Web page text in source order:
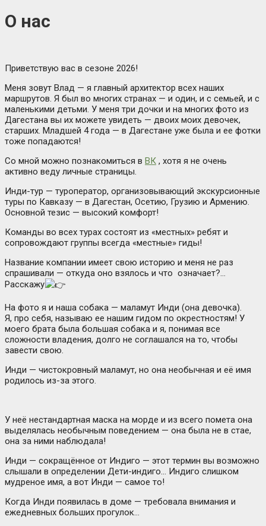
О нас
Приветствую вас в сезоне 2026!
Меня зовут Влад — я главный архитектор всех наших
маршрутов. Я был во многих странах — и один, и с семьей, и с
маленькими детьми. У меня три дочки и на многих фото из
Дагестана вы их можете увидеть — двоих моих девочек,
старших. Младшей 4 года — в Дагестане уже была и ее фотки
тоже попадаются!
Со мной можно познакомиться в ВК , хотя я не очень
активно веду личные страницы.
Инди-тур — туроператор, организовывающий экскурсионные
туры по Кавказу — в Дагестан, Осетию, Грузию и Армению.
Основной тезис — высокий комфорт!
Команды во всех турах состоят из «местных» ребят и
сопровождают группы всегда «местные» гиды!
Название компании имеет свою историю и меня не раз
спрашивали — откуда оно взялось и что означает?…
Расскажу
На фото я и наша собака — маламут Инди (она девочка).
Я, про себя, называю ее нашим гидом по окрестностям! У
моего брата была большая собака и я, понимая все
сложности владения, долго не соглашался на то, чтобы
завести свою.
Инди — чистокровный маламут, но она необычная и её имя
родилось из-за этого.
У неё нестандартная маска на морде и из всего помета она
выделялась необычным поведением — она была не в стае,
она за ними наблюдала!
Инди — сокращённое от Индиго — этот термин вы возможно
слышали в определении Дети-индиго… Индиго слишком
мудреное имя, а вот Инди — самое то!
Когда Инди появилась в доме — требовала внимания и
ежедневных больших прогулок…